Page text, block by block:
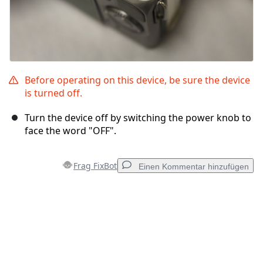
Before operating on this device, be sure the device
is turned off.
Turn the device off by switching the power knob to
face the word "OFF".
Frag FixBot Einen Kommentar hinzufügen